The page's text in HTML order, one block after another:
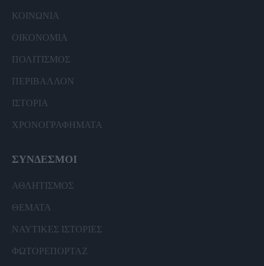
ΚΟΙΝΩΝΙΑ
ΟΙΚΟΝΟΜΙΑ
ΠΟΛΙΤΙΣΜΟΣ
ΠΕΡΙΒΑΛΛΟΝ
ΙΣΤΟΡΙΑ
ΧΡΟΝΟΓΡΑΦΗΜΑΤΑ
ΣΥΝΔΕΣΜΟΙ
ΑΘΛΗΤΙΣΜΟΣ
ΘΕΜΑΤΑ
ΝΑΥΤΙΚΕΣ ΙΣΤΟΡΙΕΣ
ΦΩΤΟΡΕΠΟΡΤΑΖ